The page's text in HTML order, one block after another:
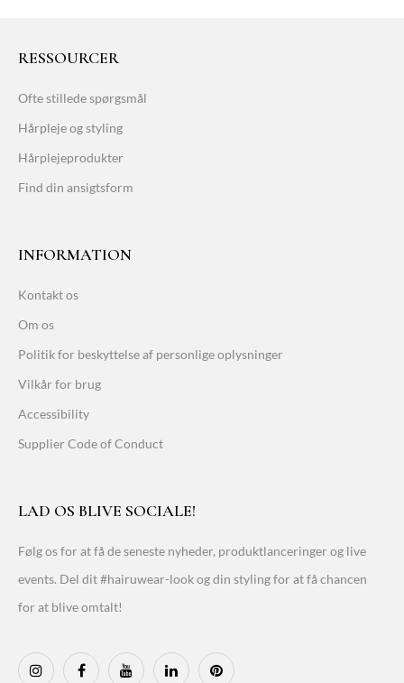
RESSOURCER
Ofte stillede spørgsmål
Hårpleje og styling
Hårplejeprodukter
Find din ansigtsform
INFORMATION
Kontakt os
Om os
Politik for beskyttelse af personlige oplysninger
Vilkår for brug
Accessibility
Supplier Code of Conduct
LAD OS BLIVE SOCIALE!
Følg os for at få de seneste nyheder, produktlanceringer og live
events. Del dit #hairuwear-look og din styling for at få chancen
for at blive omtalt!